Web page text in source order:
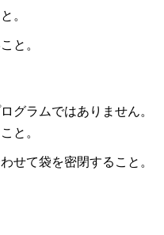
。
と。
と。
せて袋を密閉すること。
グラムではありません。